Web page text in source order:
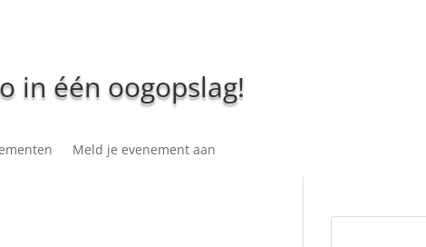
in één oogopslag!
Meld je evenement aan